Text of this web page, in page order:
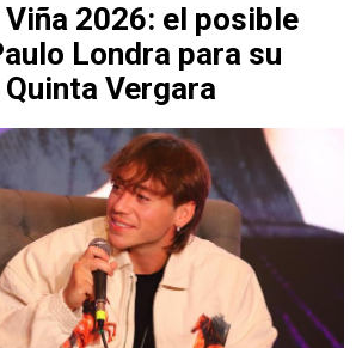
2026: el posible
Londra para su
Vergara